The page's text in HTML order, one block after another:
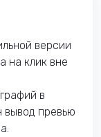
версии
на клик вне
в
вывод превью